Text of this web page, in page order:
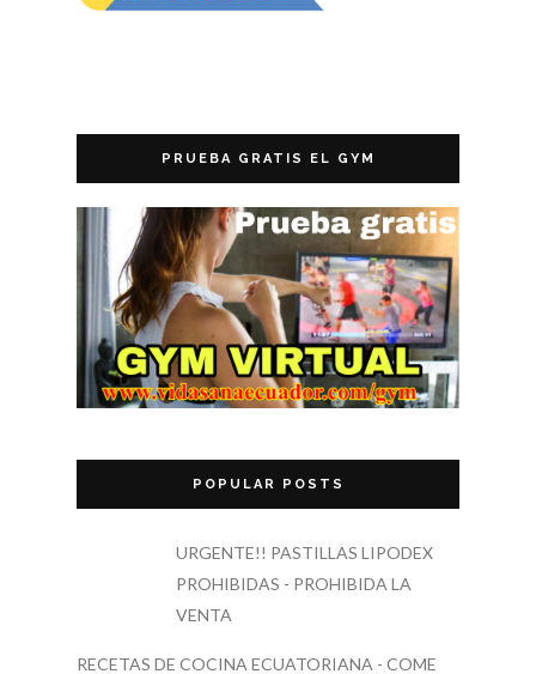
PRUEBA GRATIS EL GYM
POPULAR POSTS
URGENTE!! PASTILLAS LIPODEX
PROHIBIDAS - PROHIBIDA LA
VENTA
RECETAS DE COCINA ECUATORIANA - COME